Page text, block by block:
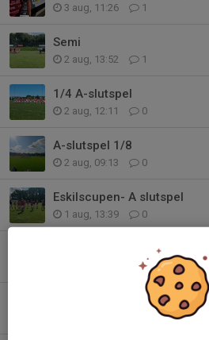
3 aug, 11:26 1
Semi
2 aug, 13:52 1
1/4 A-slutspel
2 aug, 12:11 0
A-slutspel 1/8
2 aug, 09:13 0
Eskilscupen- A slutspel
1 aug, 13:39 0
0